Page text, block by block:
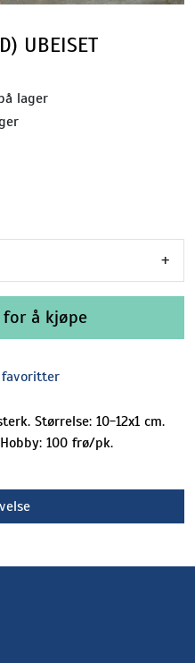
UBEISET
lager
+
å kjøpe
Størrelse: 10-12x1 cm.
100 frø/pk.